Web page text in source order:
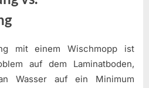
mit einem Wischmopp ist
auf dem Laminatboden,
Wasser auf ein Minimum